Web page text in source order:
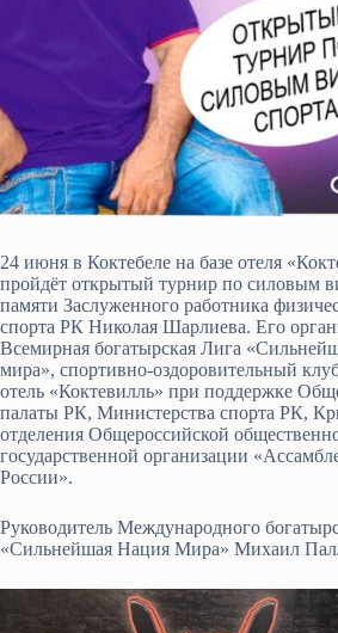
24 июня в Коктебеле на базе отеля
пройдёт открытый турнир по силовым
памяти Заслуженного работника
спорта РК Николая Шарлиева. Его
Всемирная богатырская Лига
мира», спортивно-оздоровительный
отель «Коктевилль» при поддержке
палаты РК, Министерства спорта РК,
отделения Общероссийской
государственной организации
России».
Руководитель Международного
«Сильнейшая Нация Мира» Михаил